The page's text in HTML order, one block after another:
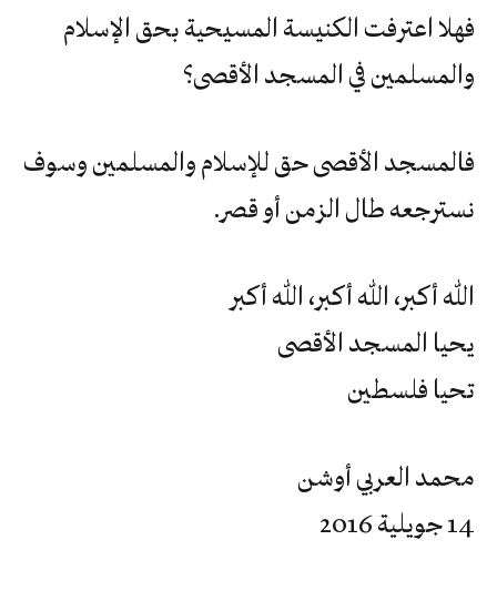
فهلا اعترفت الكنيسة المسيحية بحق الإسلام
والمسلمين في المسجد الأقصى؟
فالمسجد الأقصى حق للإسلام والمسلمين وسوف
نسترجعه طال الزمن أو قصر.
الله أكبر، الله أكبر، الله أكبر
يحيا المسجد الأقصى
تحيا فلسطين
محمد العربي أوشن
14 جويلية 2016